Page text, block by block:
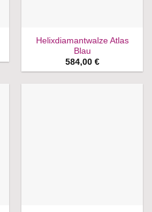
Helixdiamantwalze Atlas
Blau
584,00 €